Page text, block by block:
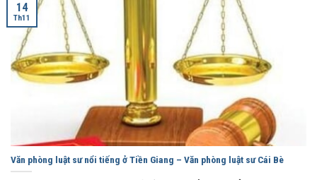
Văn phòng luật sư nổi tiếng ở Tiền Giang – Văn phòng luật sư Cái Bè
14
Th11